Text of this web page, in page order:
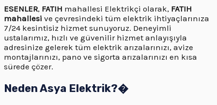
ESENLER, FATIH mahallesi Elektrikçi olarak, FATIH
mahallesi ve çevresindeki tüm elektrik ihtiyaçlarınıza
7/24 kesintisiz hizmet sunuyoruz. Deneyimli
ustalarımız, hızlı ve güvenilir hizmet anlayışıyla
adresinize gelerek tüm elektrik arızalarınızı, avize
montajlarınızı, pano ve sigorta arızalarınızı en kısa
sürede çözer.
Neden Asya Elektrik?�